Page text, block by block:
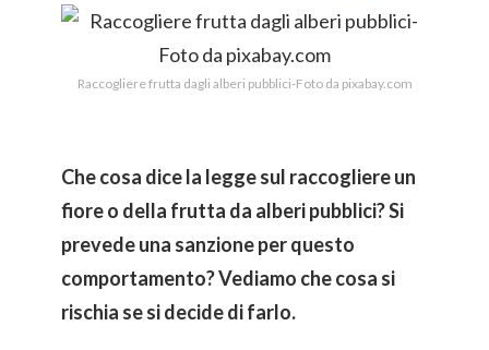
Raccogliere frutta dagli alberi pubblici-Foto da pixabay.com
Che cosa dice la legge sul raccogliere un
fiore o della frutta da alberi pubblici? Si
prevede una sanzione per questo
comportamento? Vediamo che cosa si
rischia se si decide di farlo.